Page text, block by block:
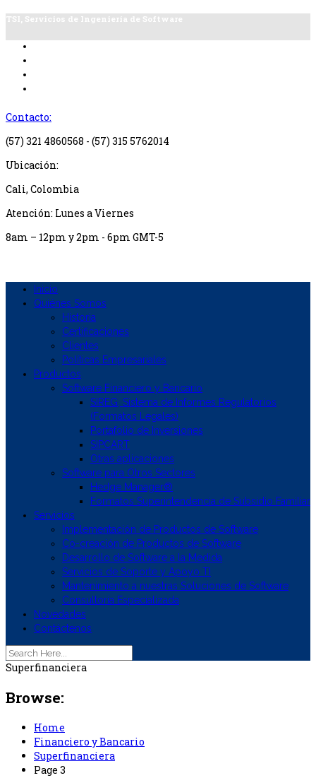
TSI, Servicios de Ingeniería de Software
Contacto:
(57) 321 4860568 - (57) 315 5762014
Ubicación:
Cali, Colombia
Atención: Lunes a Viernes
8am – 12pm y 2pm - 6pm GMT-5
Inicio
Quiénes Somos
Historia
Certificaciones
Clientes
Políticas Empresariales
Productos
Software Financiero y Bancario
SIREG, Sistema de Informes Regulatorios
(Formatos Legales)
Portafolio de Inversiones
SIPCART
Otras aplicaciones
Software para Otros Sectores
Hedge Manager®
Formatos Superintendencia de Subsidio Familiar
Servicios
Implementación de Productos de Software
Co-creación de Productos de Software
Desarrollo de Software a la Medida
Servicios de Soporte y Apoyo TI
Mantenimiento a nuestras Soluciones de Software
Consultoría Especializada
Novedades
Contáctenos
Superfinanciera
Browse:
Home
Financiero y Bancario
Superfinanciera
Page 3